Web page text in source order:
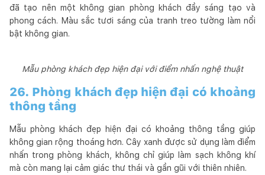
đã tạo nên một không gian phòng khách đầy sáng tạo và
phong cách. Màu sắc tươi sáng của tranh treo tường làm nổi
bật không gian.
Mẫu phòng khách đẹp hiện đại với điểm nhấn nghệ thuật
26. Phòng khách đẹp hiện đại có khoảng
thông tầng
Mẫu phòng khách đẹp hiện đại có khoảng thông tầng giúp
không gian rộng thoáng hơn. Cây xanh được sử dụng làm điểm
nhấn trong phòng khách, không chỉ giúp làm sạch không khí
mà còn mang lại cảm giác thư thái và gần gũi với thiên nhiên.